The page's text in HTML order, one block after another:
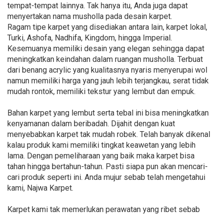
tempat-tempat lainnya. Tak hanya itu, Anda juga dapat
menyertakan nama musholla pada desain karpet.
Ragam tipe karpet yang disediakan antara lain, karpet lokal,
Turki, Ashofa, Nadhifa, Kingdom, hingga Imperial.
Kesemuanya memiliki desain yang elegan sehingga dapat
meningkatkan keindahan dalam ruangan musholla. Terbuat
dari benang acrylic yang kualitasnya nyaris menyerupai wol
namun memiliki harga yang jauh lebih terjangkau, serat tidak
mudah rontok, memiliki tekstur yang lembut dan empuk.
Bahan karpet yang lembut serta tebal ini bisa meningkatkan
kenyamanan dalam beribadah. Dijahit dengan kuat
menyebabkan karpet tak mudah robek. Telah banyak dikenal
kalau produk kami memiliki tingkat keawetan yang lebih
lama. Dengan pemeliharaan yang baik maka karpet bisa
tahan hingga bertahun-tahun. Pasti siapa pun akan mencari-
cari produk seperti ini. Anda mujur sebab telah mengetahui
kami, Najwa Karpet.
Karpet kami tak memerlukan perawatan yang ribet sebab